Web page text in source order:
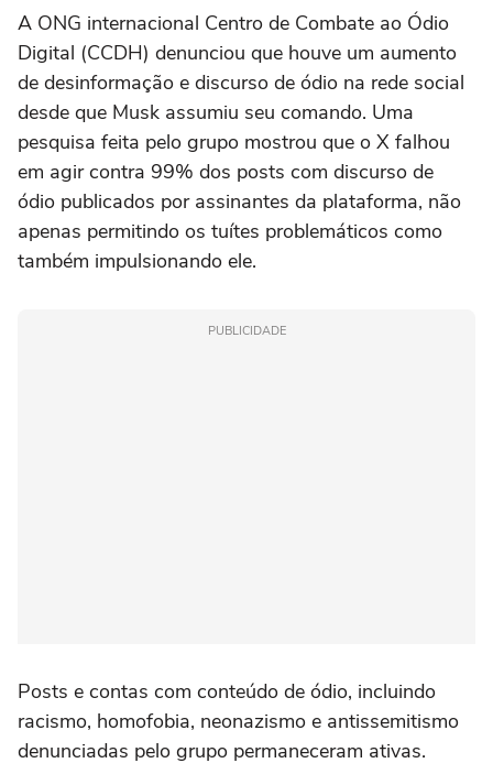
A ONG internacional Centro de Combate ao Ódio
Digital (CCDH) denunciou que houve um aumento
de desinformação e discurso de ódio na rede social
desde que Musk assumiu seu comando. Uma
pesquisa feita pelo grupo mostrou que o X falhou
em agir contra 99% dos posts com discurso de
ódio publicados por assinantes da plataforma, não
apenas permitindo os tuítes problemáticos como
também impulsionando ele.
PUBLICIDADE
Posts e contas com conteúdo de ódio, incluindo
racismo, homofobia, neonazismo e antissemitismo
denunciadas pelo grupo permaneceram ativas.